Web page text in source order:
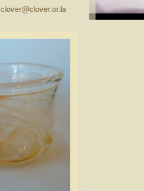
clover@clover.or.la